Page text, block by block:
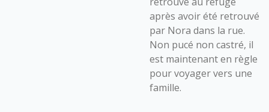
après avoir été retrouvé
par Nora dans la rue.
Non pucé non castré, il
est maintenant en règle
pour voyager vers une
famille.